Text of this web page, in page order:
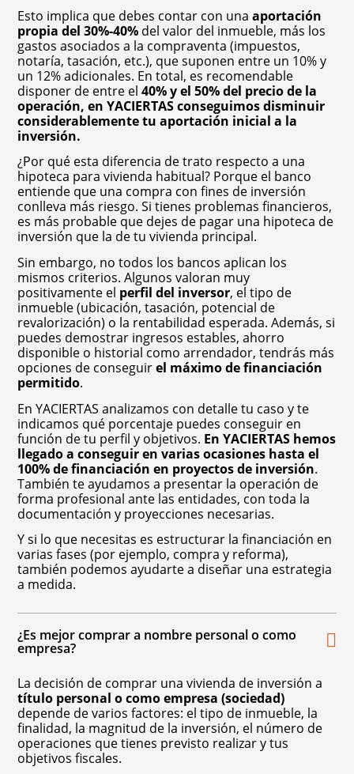
Esto implica que debes contar con unaaportación
propia del 30%-40% del valor del inmueble, más los
gastos asociados a la compraventa (impuestos,
notaría, tasación, etc.), que suponen entre un 10% y
un 12% adicionales. En total, es recomendable
disponer de entre el40% y el 50% del precio de la
operación, en YACIERTAS conseguimos disminuir
considerablemente tu aportación inicial a la
inversión.
¿Por qué esta diferencia de trato respecto a una
hipoteca para vivienda habitual? Porque el banco
entiende que una compra con fines de inversión
conlleva más riesgo. Si tienes problemas financieros,
es más probable que dejes de pagar una hipoteca de
inversión que la de tu vivienda principal.
Sin embargo, no todos los bancos aplican los
mismos criterios. Algunos valoran muy
positivamente el perfil del inversor, el tipo de
inmueble (ubicación, tasación, potencial de
revalorización) o la rentabilidad esperada. Además, si
puedes demostrar ingresos estables, ahorro
disponible o historial como arrendador, tendrás más
opciones de conseguirel máximo de financiación
permitido.
En YACIERTAS analizamos con detalle tu caso y te
indicamos qué porcentaje puedes conseguir en
función de tu perfil y objetivos. En YACIERTAS hemos
llegado a conseguir en varias ocasiones hasta el
100% de financiación en proyectos de inversión.
También te ayudamos a presentar la operación de
forma profesional ante las entidades, con toda la
documentación y proyecciones necesarias.
Y si lo que necesitas es estructurar la financiación en
varias fases (por ejemplo, compra y reforma),
también podemos ayudarte a diseñar una estrategia
a medida.
¿Es mejor comprar a nombre personal o como
empresa?
La decisión de comprar una vivienda de inversión a
título personal o como empresa (sociedad)
depende de varios factores: el tipo de inmueble, la
finalidad, la magnitud de la inversión, el número de
operaciones que tienes previsto realizar y tus
objetivos fiscales.